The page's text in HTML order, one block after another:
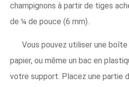
champignons à partir de tiges
de ¼ de pouce (6 mm).
Vous pouvez utiliser une
papier, ou même un bac en
votre support. Placez une partie